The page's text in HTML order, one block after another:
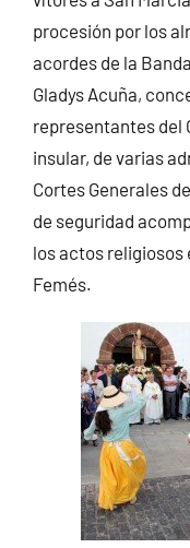
procesión por los
acordes de la
Gladys Acuña,
representantes del
insular, de varias
Cortes Generales
de seguridad
los actos religiosos
Femés.